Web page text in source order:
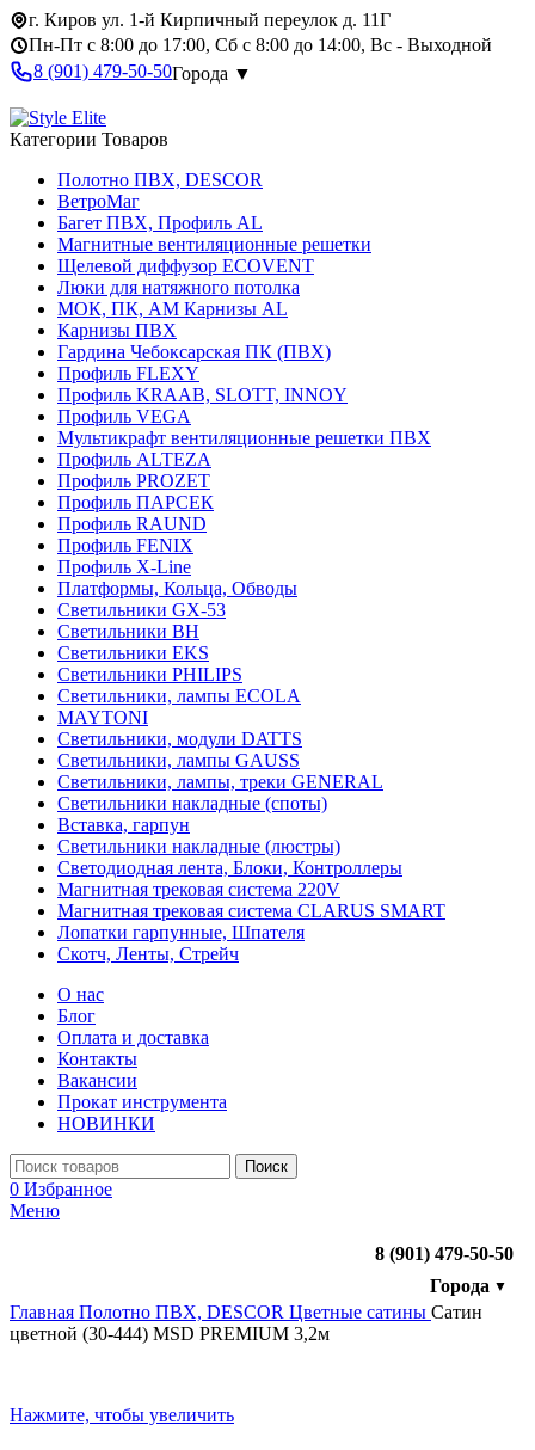
г. Киров ул. 1-й Кирпичный переулок д. 11Г
Пн-Пт с 8:00 до 17:00, Сб с 8:00 до 14:00, Вс - Выходной
8 (901) 479-50-50Города ▼
Категории Товаров
Полотно ПВХ, DESCOR
ВетроМаг
Багет ПВХ, Профиль AL
Магнитные вентиляционные решетки
Щелевой диффузор ECOVENT
Люки для натяжного потолка
МОК, ПК, АМ Карнизы AL
Карнизы ПВХ
Гардина Чебоксарская ПК (ПВХ)
Профиль FLEXY
Профиль KRAAB, SLOTT, INNOY
Профиль VEGA
Мультикрафт вентиляционные решетки ПВХ
Профиль ALTEZA
Профиль PROZET
Профиль ПАРСЕК
Профиль RAUND
Профиль FENIX
Профиль Х-Line
Платформы, Кольца, Обводы
Светильники GX-53
Светильники BH
Светильники EKS
Светильники PHILIPS
Светильники, лампы ECOLA
MAYTONI
Светильники, модули DATTS
Светильники, лампы GAUSS
Светильники, лампы, треки GENERAL
Светильники накладные (споты)
Вставка, гарпун
Светильники накладные (люстры)
Светодиодная лента, Блоки, Контроллеры
Магнитная трековая система 220V
Магнитная трековая система CLARUS SMART
Лопатки гарпунные, Шпателя
Скотч, Ленты, Стрейч
О нас
Блог
Оплата и доставка
Контакты
Вакансии
Прокат инструмента
НОВИНКИ
Поиск
0 Избранное
Меню
8 (901) 479-50-50
Города ▼
Главная Полотно ПВХ, DESCOR Цветные сатины Сатин
цветной (30-444) MSD PREMIUM 3,2м
Нажмите, чтобы увеличить